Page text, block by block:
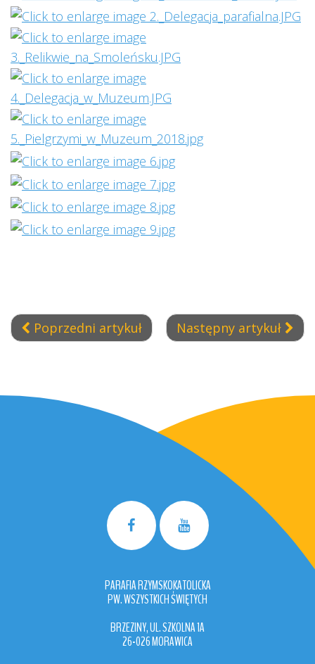
Poprzedni artykuł Następny artykuł
PARAFIA RZYMSKOKATOLICKA
PW. WSZYSTKICH ŚWIĘTYCH
BRZEZINY, UL. SZKOLNA 1A
26-026 MORAWICA